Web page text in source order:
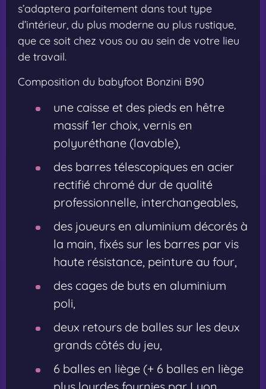
s’adaptera parfaitement dans tout type
d’intérieur, du plus moderne au plus rustique,
que ce soit chez vous ou au sein de votre lieu
de travail.
Composition du babyfoot Bonzini B90
une caisse et des pieds en hêtre
massif 1er choix, vernis en
polyuréthane (lavable),
des barres télescopiques en acier
rectifié chromé dur de qualité
professionnelle, interchangeables,
des joueurs en aluminium décorés à
la main, fixés sur les barres par vis
haute résistance, peinture au four,
des cages de buts en aluminium
poli,
deux retours de balles sur les deux
grands côtés du jeu,
6 balles en liège (+ 6 balles en liège